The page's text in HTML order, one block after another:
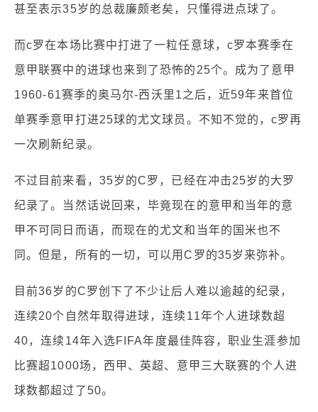
甚至表示35岁的总裁廉颇老矣，只懂得进点球了。
而c罗在本场比赛中打进了一粒任意球，c罗本赛季在
意甲联赛中的进球也来到了恐怖的25个。成为了意甲
1960-61赛季的奥马尔-西沃里1之后，近59年来首位
单赛季意甲打进25球的尤文球员。不知不觉的，c罗再
一次刷新纪录。
不过目前来看，35岁的C罗，已经在冲击25岁的大罗
纪录了。当然话说回来，毕竟现在的意甲和当年的意
甲不可同日而语，而现在的尤文和当年的国米也不
同。但是，所有的一切，可以用C罗的35岁来弥补。
目前36岁的C罗创下了不少让后人难以逾越的纪录，
连续20个自然年取得进球，连续11年个人进球数超
40，连续14年入选FIFA年度最佳阵容，职业生涯参加
比赛超1000场，西甲、英超、意甲三大联赛的个人进
球数都超过了50。